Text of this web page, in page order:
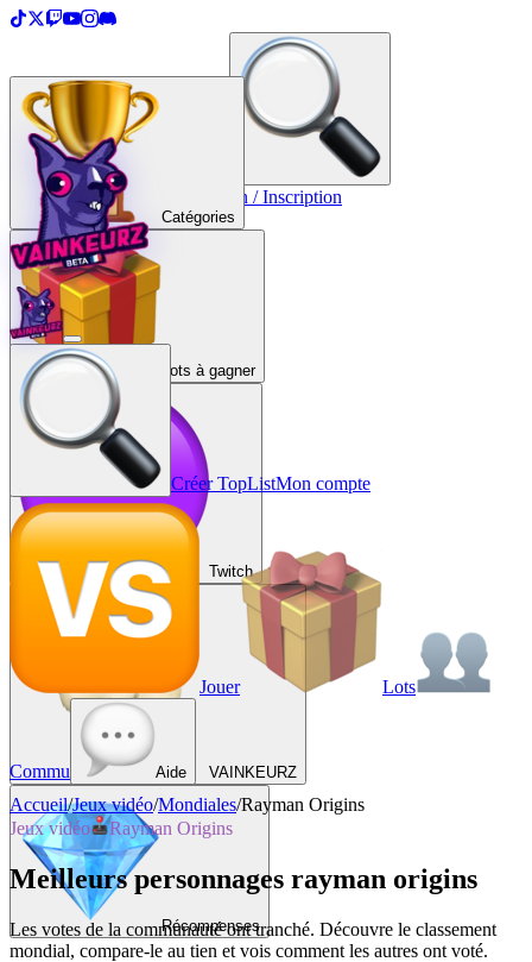
Créer une TopList Connexion / Inscription
Catégories
Lots à gagner
Twitch
VAINKEURZ
Récompenses
Créer TopListMon compte
Jouer Lots
Commu Aide
Accueil/Jeux vidéo/Mondiales/Rayman Origins
Jeux vidéo
Rayman Origins
Meilleurs personnages rayman origins
Les votes de la communauté ont tranché. Découvre le classement
mondial, compare-le au tien et vois comment les autres ont voté.